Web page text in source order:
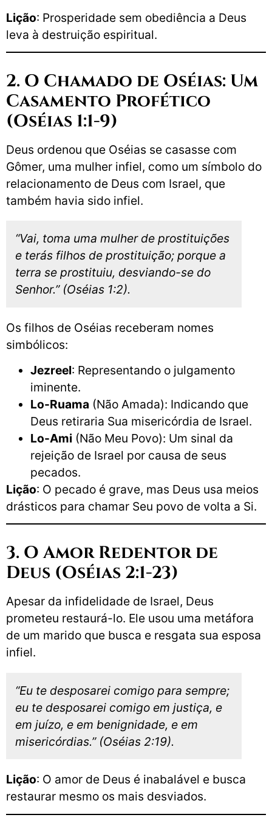
Lição: Prosperidade sem obediência a Deus
leva à destruição espiritual.
2. O Chamado de Oséias: Um
Casamento Profético
(Oséias 1:1-9)
Deus ordenou que Oséias se casasse com
Gômer, uma mulher infiel, como um símbolo do
relacionamento de Deus com Israel, que
também havia sido infiel.
“Vai, toma uma mulher de prostituições
e terás filhos de prostituição; porque a
terra se prostituiu, desviando-se do
Senhor.” (Oséias 1:2).
Os filhos de Oséias receberam nomes
simbólicos:
Jezreel: Representando o julgamento
iminente.
Lo-Ruama (Não Amada): Indicando que
Deus retiraria Sua misericórdia de Israel.
Lo-Ami (Não Meu Povo): Um sinal da
rejeição de Israel por causa de seus
pecados.
Lição: O pecado é grave, mas Deus usa meios
drásticos para chamar Seu povo de volta a Si.
3. O Amor Redentor de
Deus (Oséias 2:1-23)
Apesar da infidelidade de Israel, Deus
prometeu restaurá-lo. Ele usou uma metáfora
de um marido que busca e resgata sua esposa
infiel.
“Eu te desposarei comigo para sempre;
eu te desposarei comigo em justiça, e
em juízo, e em benignidade, e em
misericórdias.” (Oséias 2:19).
Lição: O amor de Deus é inabalável e busca
restaurar mesmo os mais desviados.